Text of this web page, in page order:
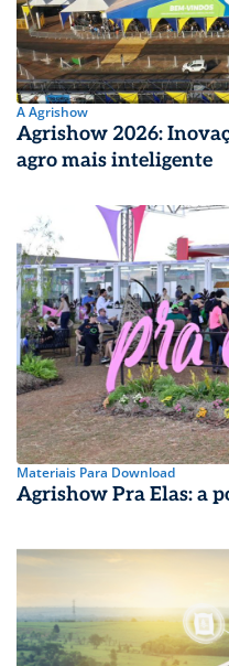
A Agrishow
Agrishow 2026:
agro mais inteligente
Materiais Para Download
Agrishow Pra Elas: a